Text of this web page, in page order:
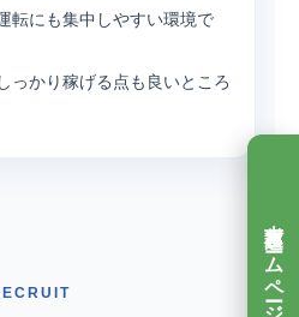
吉村運送ホームページ
転にも集中しやすい環境で
っかり稼げる点も良いところ